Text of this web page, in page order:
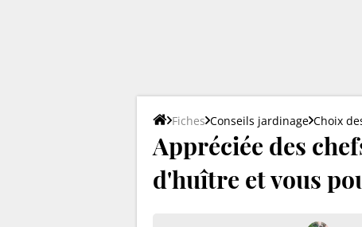
Fiches Conseils jardinage Choix
Appréciée des
d'huître et vous